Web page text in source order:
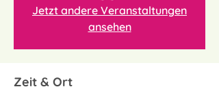
Jetzt andere Veranstaltungen
ansehen
Zeit & Ort